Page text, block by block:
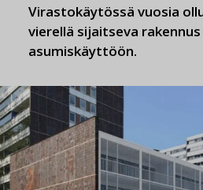
Virastokäytössä vuosia
vierellä sijaitseva
asumiskäyttöön.